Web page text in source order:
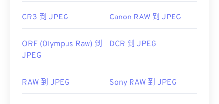
CR3 到 JPEG Canon RAW 到 JPEG
ORF (Olympus Raw) 到
JPEG
DCR 到 JPEG
RAW 到 JPEG Sony RAW 到 JPEG